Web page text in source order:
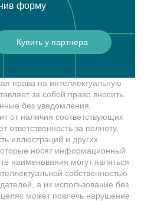
форму
Купить у партнера
права на интеллектуальную
за собой право вносить
без уведомления.
от наличия соответствующих
ответственность за полноту,
иллюстраций и других
носят информационный
наименования могут являться
собственностью
а их использование без
может повлечь нарушение